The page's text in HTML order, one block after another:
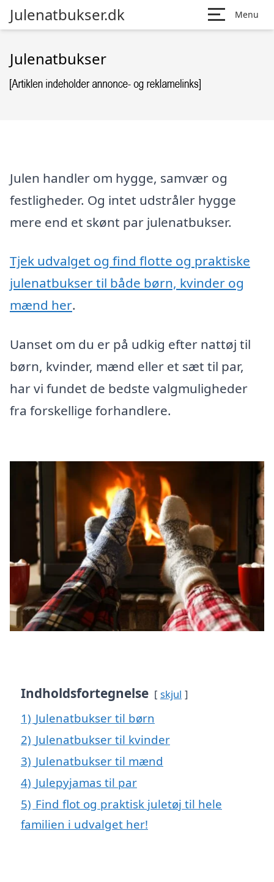
Julenatbukser.dk Menu
Julenatbukser
Julen handler om hygge, samvær og
festligheder. Og intet udstråler hygge
mere end et skønt par julenatbukser.
Tjek udvalget og find flotte og praktiske
julenatbukser til både børn, kvinder og
mænd her.
Uanset om du er på udkig efter nattøj til
børn, kvinder, mænd eller et sæt til par,
har vi fundet de bedste valgmuligheder
fra forskellige forhandlere.
Indholdsfortegnelse skjul
1) Julenatbukser til børn
2) Julenatbukser til kvinder
3) Julenatbukser til mænd
4) Julepyjamas til par
5) Find flot og praktisk juletøj til hele
familien i udvalget her!